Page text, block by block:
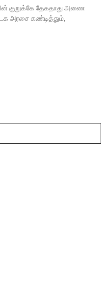
குறுக்கே தேகதாது அணை
அரசை கண்டித்தும்,